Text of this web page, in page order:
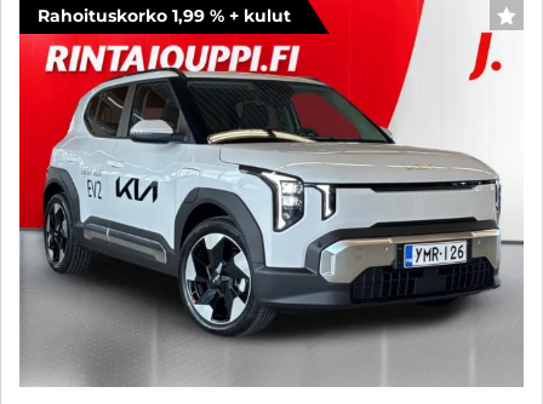
Rahoituskorko 1,99 % + kulut